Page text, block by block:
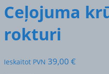
Ceļojuma
rokturi
Ieskaitot PVN 39,00 €